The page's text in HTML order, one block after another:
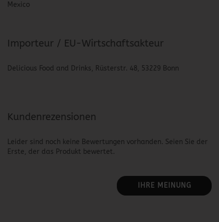
Mexico
Importeur / EU-Wirtschaftsakteur
Delicious Food and Drinks, Rüsterstr. 48, 53229 Bonn
Kundenrezensionen
Leider sind noch keine Bewertungen vorhanden. Seien Sie der
Erste, der das Produkt bewertet.
IHRE MEINUNG